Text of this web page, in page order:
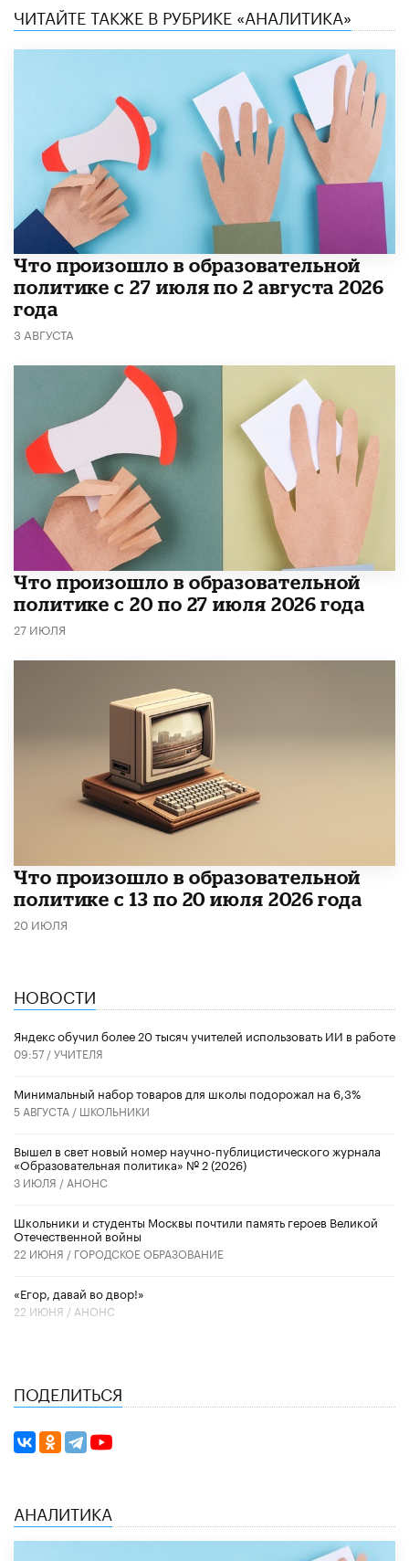
ЧИТАЙТЕ ТАКЖЕ В РУБРИКЕ «АНАЛИТИКА»
​Что произошло в образовательной
политике с 27 июля по 2 августа 2026
года
3 АВГУСТА
​Что произошло в образовательной
политике с 20 по 27 июля 2026 года
27 ИЮЛЯ
Что произошло в образовательной
политике с 13 по 20 июля 2026 года
20 ИЮЛЯ
НОВОСТИ
​Яндекс обучил более 20 тысяч учителей использовать ИИ в работе
09:57 /УЧИТЕЛЯ
Минимальный набор товаров для школы подорожал на 6,3%
5 АВГУСТА / ШКОЛЬНИКИ
Вышел в свет новый номер научно-публицистического журнала
«Образовательная политика» № 2 (2026)
3 ИЮЛЯ / АНОНС
Школьники и студенты Москвы почтили память героев Великой
Отечественной войны
22 ИЮНЯ / ГОРОДСКОЕ ОБРАЗОВАНИЕ
«Егор, давай во двор!»
22 ИЮНЯ / АНОНС
ПОДЕЛИТЬСЯ
АНАЛИТИКА